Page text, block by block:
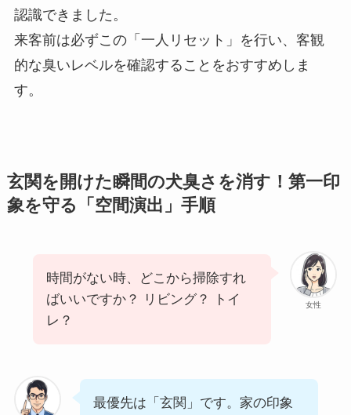
認識できました。
来客前は必ずこの「一人リセット」を行い、客観
的な臭いレベルを確認することをおすすめしま
す。
玄関を開けた瞬間の犬臭さを消す！第一印
象を守る「空間演出」手順
女性
時間がない時、どこから掃除すれ
ばいいですか？ リビング？ トイ
レ？
最優先は「玄関」です。家の印象